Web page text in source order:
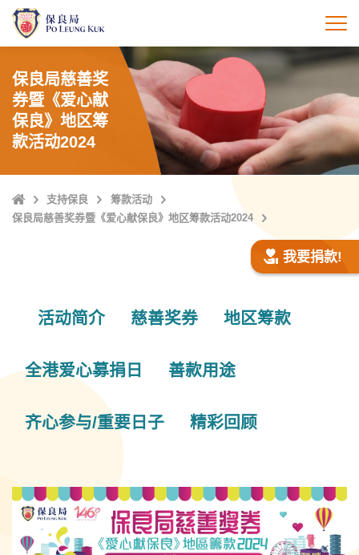
打
保良局慈善奖
券暨《爱心献
保良》地区筹
款活动2024
Home支持保良
筹款活动
保良局慈善奖券暨《爱心献保良》地区筹款活动2024
我要捐款!
活动简介 慈善奖券 地区筹款
全港爱心募捐日 善款用途
齐心参与/重要日子 精彩回顾